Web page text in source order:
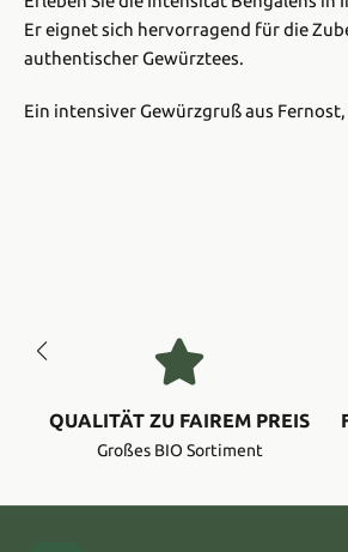
Er eignet sich hervorragend für die
authentischer Gewürztees.
Ein intensiver Gewürzgruß aus
QUALITÄT ZU FAIREM PREIS
Großes BIO Sortiment